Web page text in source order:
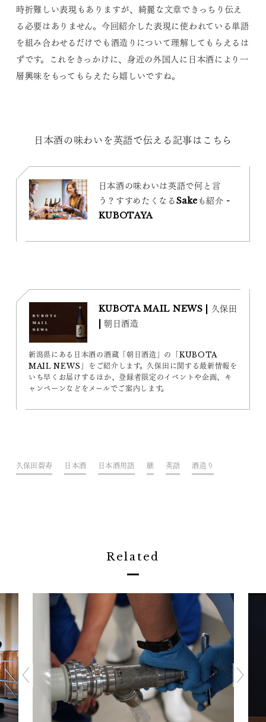
時折難しい表現もありますが、綺麗な文章できっちり伝え
る必要はありません。今回紹介した表現に使われている単語
を組み合わせるだけでも酒造りについて理解してもらえるは
ずです。これをきっかけに、身近の外国人に日本酒により一
層興味をもってもらえたら嬉しいですね。
日本酒の味わいを英語で伝える記事はこちら
日本酒の味わいは英語で何と言
う？すすめたくなるSakeも紹介 -
KUBOTAYA
KUBOTA MAIL NEWS | 久保田
| 朝日酒造
新潟県にある日本酒の酒蔵「朝日酒造」の「KUBOTA
MAIL NEWS」をご紹介します。久保田に関する最新情報を
いち早くお届けするほか、登録者限定のイベントや企画、キ
ャンペーンなどをメールでご案内します。
久保田碧寿 日本酒 日本酒用語 継 英語 酒造り
Related